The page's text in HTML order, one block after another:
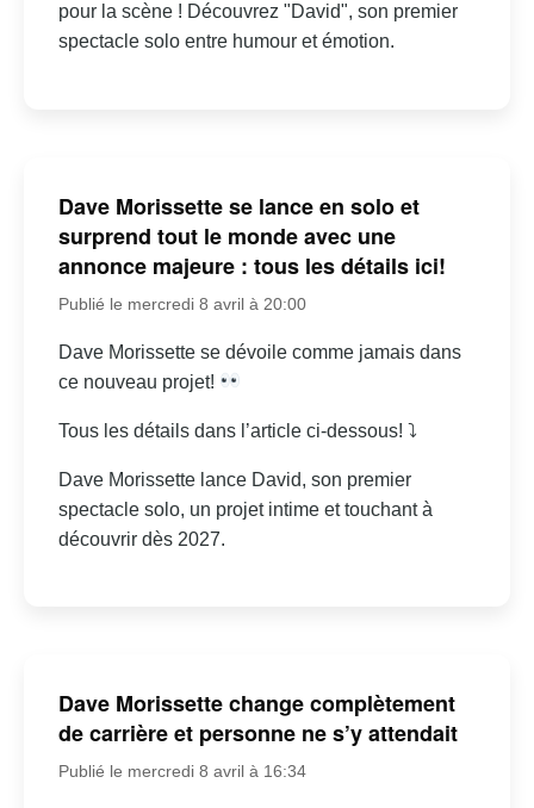
pour la scène ! Découvrez "David", son premier
spectacle solo entre humour et émotion.
Dave Morissette se lance en solo et
surprend tout le monde avec une
annonce majeure : tous les détails ici!
Publié le mercredi 8 avril à 20:00
Dave Morissette se dévoile comme jamais dans
ce nouveau projet!
Tous les détails dans l’article ci-dessous! ⤵
Dave Morissette lance David, son premier
spectacle solo, un projet intime et touchant à
découvrir dès 2027.
Dave Morissette change complètement
de carrière et personne ne s’y attendait
Publié le mercredi 8 avril à 16:34